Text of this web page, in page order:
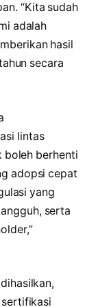
“Kita sudah
adalah
hasil
secara
lintas
boleh berhenti
adopsi cepat
yang
serta